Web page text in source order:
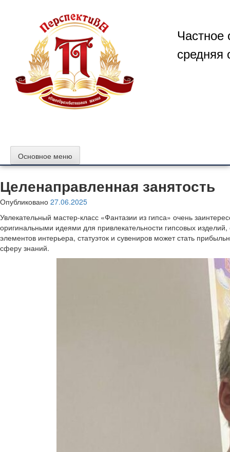
содержимому
Частное
средняя
Основное меню
Целенаправленная занятость
Опубликовано 27.06.2025
Увлекательный мастер-класс «Фантазии из гипса» очень
оригинальными идеями для привлекательности гипсовых
элементов интерьера, статуэток и сувениров может стать
сферу знаний.